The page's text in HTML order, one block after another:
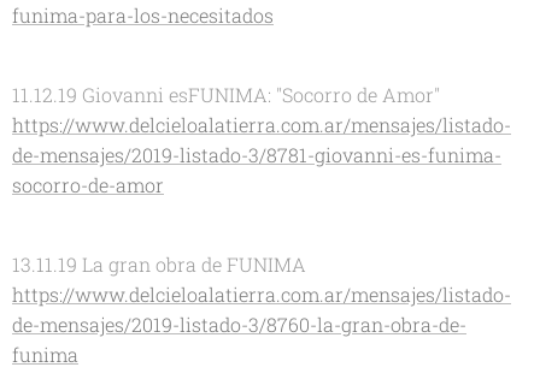
funima-para-los-necesitados
11.12.19 Giovanni esFUNIMA: "Socorro de Amor"
https://www.delcieloalatierra.com.ar/mensajes/listado-
de-mensajes/2019-listado-3/8781-giovanni-es-funima-
socorro-de-amor
13.11.19 La gran obra de FUNIMA
https://www.delcieloalatierra.com.ar/mensajes/listado-
de-mensajes/2019-listado-3/8760-la-gran-obra-de-
funima